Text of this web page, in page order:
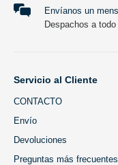
Envíanos un
Despachos a
Servicio al Cliente
CONTACTO
Envío
Devoluciones
Preguntas más frecuentes